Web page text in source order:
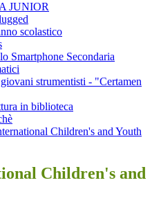
JUNIOR
scolastico
Smartphone Secondaria
strumentisti - "Certamen
in biblioteca
Children's and Youth
Children's and